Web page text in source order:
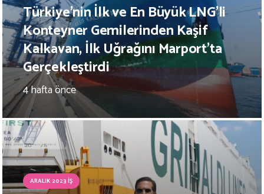
Türkiye’nin İlk ve En Büyük LNG’li
Konteyner Gemilerinden Kaşif
Kalkavan, İlk Uğrağını Marport’ta
Gerçekleştirdi
4 hafta önce
ARALIK 2023 İŞ